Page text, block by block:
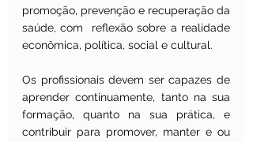
promoção, prevenção e recuperação da
saúde, com  reflexão sobre a realidade
econômica, política, social e cultural.
Os profissionais devem ser capazes de
aprender continuamente, tanto na sua
formação, quanto na sua prática, e
contribuir para promover, manter e ou